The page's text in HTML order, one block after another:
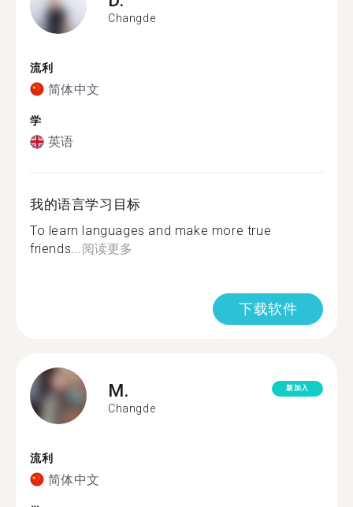
Changde
流利
简体中文
学
英语
我的语言学习目标
To learn languages and make more true
friends...阅读更多
下载软件
M.
Changde
新加入
流利
简体中文